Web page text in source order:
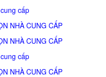
cấp
NHÀ CUNG CẤP
NHÀ CUNG CẤP
cấp
NHÀ CUNG CẤP